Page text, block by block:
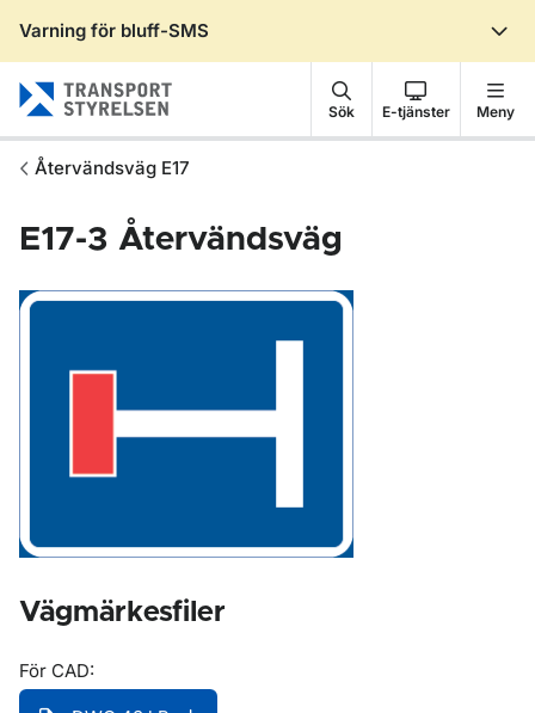
Varning för bluff-SMS
Sök E-tjänster Meny
Återvändsväg E17
E17-3 Återvändsväg
Vägmärkesfiler
För CAD: